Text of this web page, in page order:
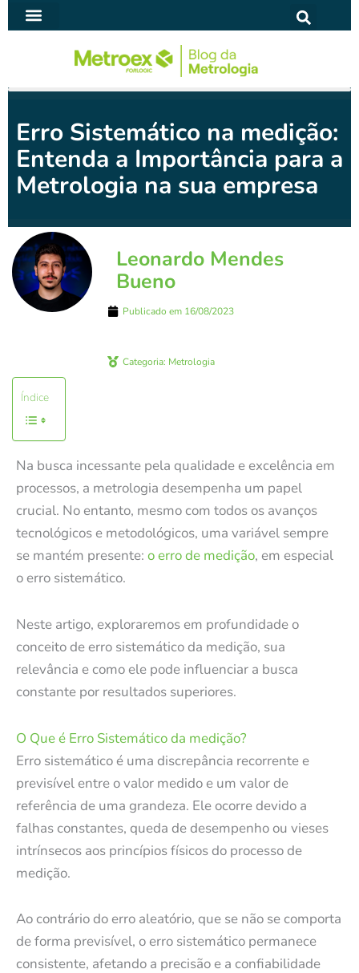
para
Erro Sistemático na medição:
Entenda a Importância para a
Metrologia na sua empresa
Leonardo Mendes
Bueno
Publicado em 16/08/2023
Categoria: Metrologia
Índice
Na busca incessante pela qualidade e excelência em
processos, a metrologia desempenha um papel
crucial. No entanto, mesmo com todos os avanços
tecnológicos e metodológicos, uma variável sempre
se mantém presente: o erro de medição, em especial
o erro sistemático.
Neste artigo, exploraremos em profundidade o
conceito de erro sistemático da medição, sua
relevância e como ele pode influenciar a busca
constante por resultados superiores.
O Que é Erro Sistemático da medição?
Erro sistemático é uma discrepância recorrente e
previsível entre o valor medido e um valor de
referência de uma grandeza. Ele ocorre devido a
falhas constantes, queda de desempenho ou vieses
intrínsecos aos princípios físicos do processo de
medição.
Ao contrário do erro aleatório, que se não se comporta
de forma previsível, o erro sistemático permanece
consistente, afetando a precisão e a confiabilidade